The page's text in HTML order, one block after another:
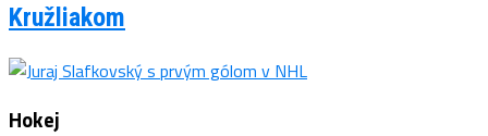
Kružliakom
Hokej